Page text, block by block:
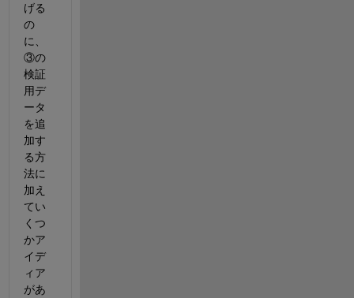
げる
の
に、
③の
検証
用デ
ータ
を追
加す
る方
法に
加え
てい
くつ
かア
イデ
ィア
があ